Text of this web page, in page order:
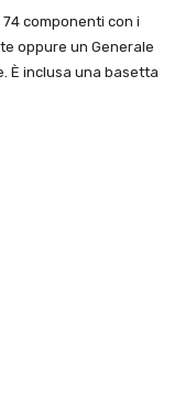
componenti con i
oppure un Generale
È inclusa una basetta